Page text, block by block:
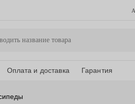
Оплата и доставка Гарантия